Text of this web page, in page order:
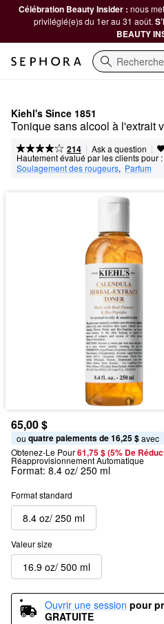
Célébration Beauty Insider : nous
privilégié(e)s du 1er au 31 août.
BEAUTY
Recherche
Kiehl's Since 1851
Tonique sans alcool à l'extrait
214 | Ask a question |
Hautement évalué par les clients pour :
Soulagement des rougeurs, Parfum
65,00 $
ou quatre paiements de 16,25 $ avec
Obtenez-Le Pour61,75 $ (5% De
Réapprovisionnement Automatique
Format: 8.4 oz/ 250 ml
Format standard
8.4 oz/ 250 ml
Valeur size
16.9 oz/ 500 ml
Ouvrir une session pour
GRATUITE